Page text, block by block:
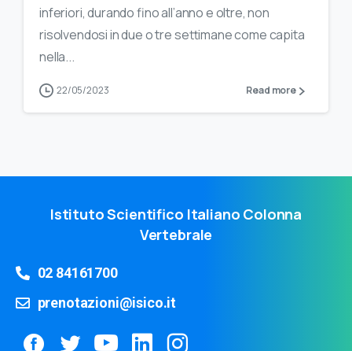
inferiori, durando fino all’anno e oltre, non
risolvendosi in due o tre settimane come capita
nella...
22/05/2023 Read more
Istituto Scientifico Italiano Colonna
Vertebrale
02 84161700
prenotazioni@isico.it